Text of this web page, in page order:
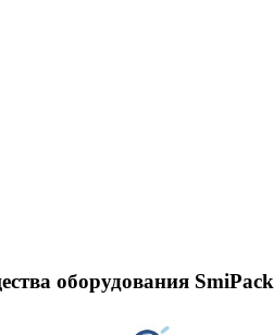
оборудования SmiPack